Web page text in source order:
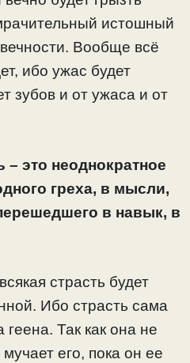
истошный
Вообще всё
ибо ужас будет
зубов и от ужаса и от
– это неоднократное
греха, в мысли,
в навык, в
страсть будет
Ибо страсть сама
геена. Так как она не
его, пока он ее